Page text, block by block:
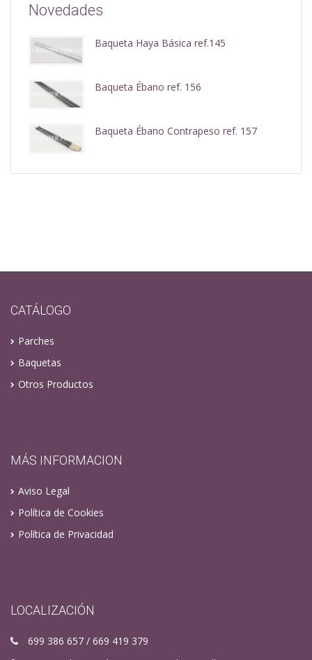
Novedades
Baqueta Haya Básica ref.145
Baqueta Ébano ref. 156
Baqueta Ébano Contrapeso ref. 157
CATÁLOGO
Parches
Baquetas
Otros Productos
MÁS INFORMACION
Aviso Legal
Política de Cookies
Política de Privacidad
LOCALIZACIÓN
699 386 657 / 669 419 379